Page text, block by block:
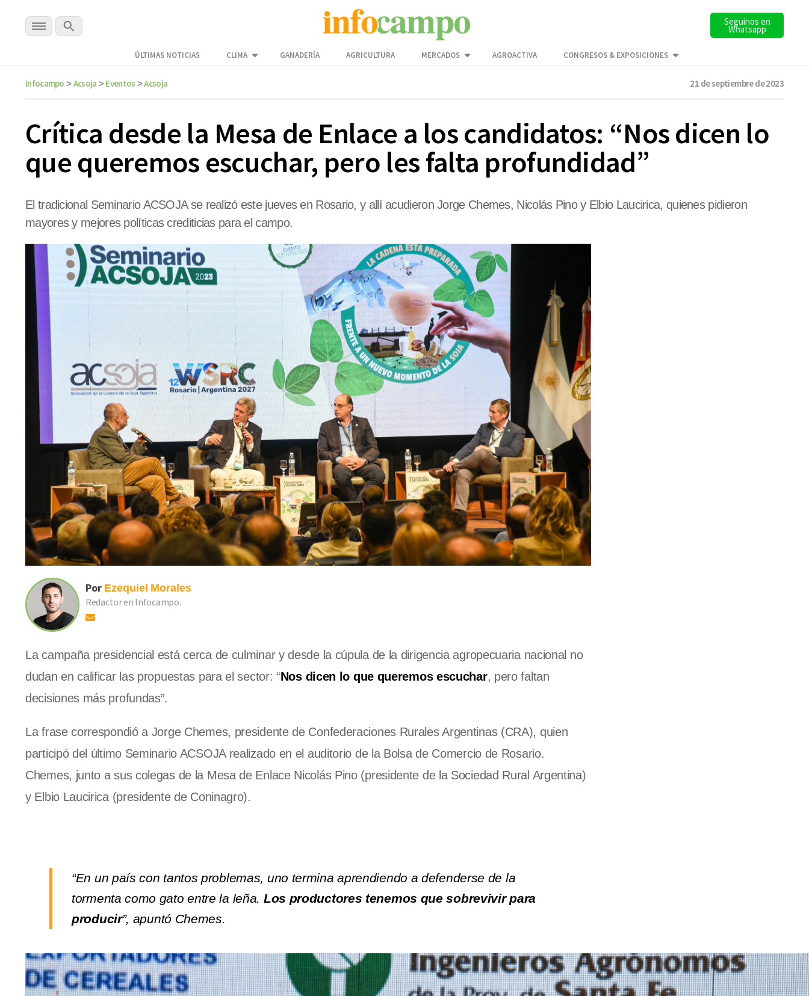
Seguinos en
Whatsapp
ÚLTIMAS NOTICIAS CLIMA GANADERÍA AGRICULTURA MERCADOS AGROACTIVA CONGRESOS & EXPOSICIONES
Infocampo > Acsoja > Eventos >Acsoja 21 de septiembre de 2023
Crítica desde la Mesa de Enlace a los candidatos: “Nos dicen lo
que queremos escuchar, pero les falta profundidad”
El tradicional Seminario ACSOJA se realizó este jueves en Rosario, y allí acudieron Jorge Chemes, Nicolás Pino y Elbio Laucirica, quienes pidieron
mayores y mejores políticas crediticias para el campo.
Por Ezequiel Morales
Redactor en Infocampo.
La campaña presidencial está cerca de culminar y desde la cúpula de la dirigencia agropecuaria nacional no
dudan en calificar las propuestas para el sector: “Nos dicen lo que queremos escuchar, pero faltan
decisiones más profundas”.
La frase correspondió a Jorge Chemes, presidente de Confederaciones Rurales Argentinas (CRA), quien
participó del último Seminario ACSOJA realizado en el auditorio de la Bolsa de Comercio de Rosario.
Chemes, junto a sus colegas de la Mesa de Enlace Nicolás Pino (presidente de la Sociedad Rural Argentina)
y Elbio Laucirica (presidente de Coninagro).
“En un país con tantos problemas, uno termina aprendiendo a defenderse de la
tormenta como gato entre la leña. Los productores tenemos que sobrevivir para
producir”, apuntó Chemes.